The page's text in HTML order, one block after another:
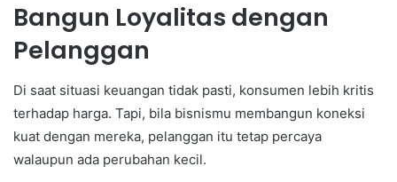
Bangun Loyalitas dengan
Pelanggan
Di saat situasi keuangan tidak pasti, konsumen lebih kritis
terhadap harga. Tapi, bila bisnismu membangun koneksi
kuat dengan mereka, pelanggan itu tetap percaya
walaupun ada perubahan kecil.